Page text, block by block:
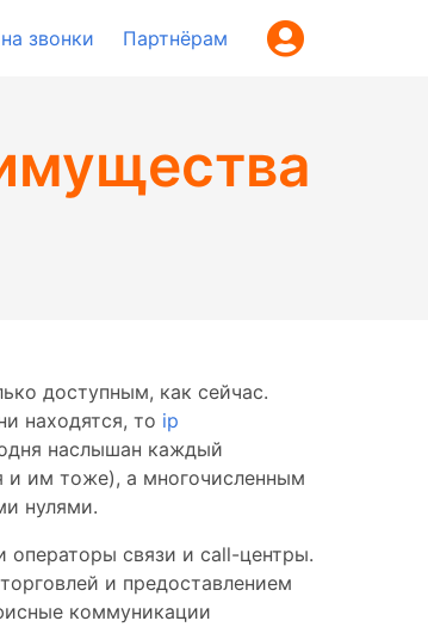
звонки Партнёрам
доступным, как сейчас.
находятся, то ip
наслышан каждый
и им тоже), а многочисленным
нулями.
операторы связи и call-центры.
и предоставлением
коммуникации